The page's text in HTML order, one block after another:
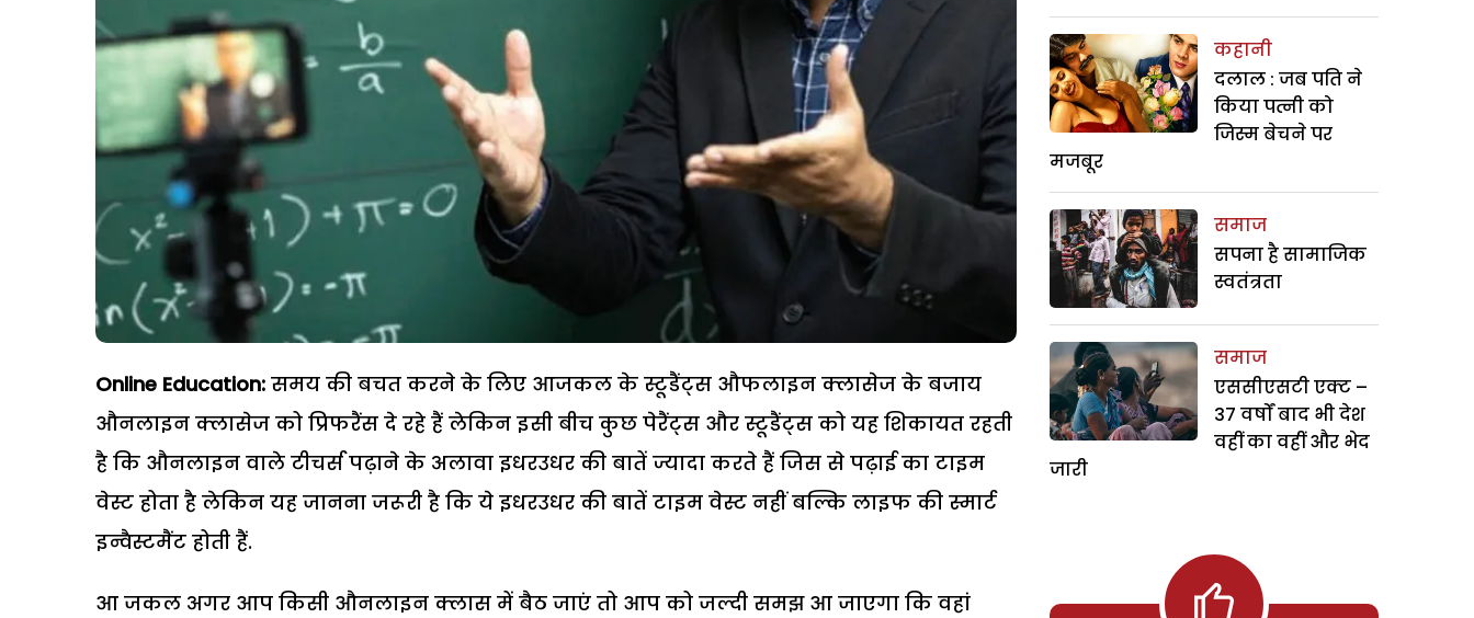
Online Education: समय की बचत करने के लिए आजकल के स्टूडैंट्स औफलाइन क्लासेज के बजाय
औनलाइन क्लासेज को प्रिफरैंस दे रहे हैं लेकिन इसी बीच कुछ पेरैंट्स और स्टूडैंट्स को यह शिकायत रहती
है कि औनलाइन वाले टीचर्स पढ़ाने के अलावा इधरउधर की बातें ज्यादा करते हैं जिस से पढ़ाई का टाइम
वेस्ट होता है लेकिन यह जानना जरूरी है कि ये इधरउधर की बातें टाइम वेस्ट नहीं बल्कि लाइफ की स्मार्ट
इन्वैस्टमैंट होती हैं.
आ जकल अगर आप किसी औनलाइन क्लास में बैठ जाएं तो आप को जल्दी समझ आ जाएगा कि वहां
कहानी
दलाल : जब पति ने
किया पत्नी को
जिस्म बेचने पर
मजबूर
समाज
सपना है सामाजिक
स्वतंत्रता
समाज
एससीएसटी एक्ट –
37 वर्षों बाद भी देश
वहीं का वहीं और भेद
जारी